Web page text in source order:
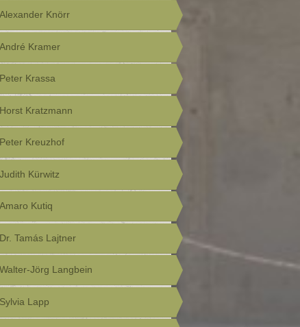
Alexander Knörr
André Kramer
Peter Krassa
Horst Kratzmann
Peter Kreuzhof
Judith Kürwitz
Amaro Kutiq
Dr. Tamás Lajtner
Walter-Jörg Langbein
Sylvia Lapp